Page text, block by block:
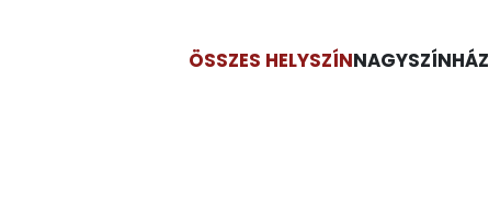
ÖSSZES HELYSZÍNNAGYSZÍNHÁZ